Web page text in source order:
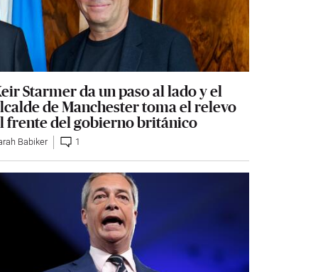
Starmer da un paso al lado y el
de Manchester toma el relevo
frente del gobierno británico
Babiker 1